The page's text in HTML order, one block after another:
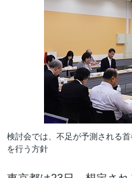
検討会では、不足が予測される
を行う方針